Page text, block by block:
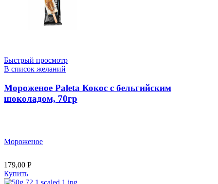
Быстрый просмотр
В список желаний
Мороженое Paleta Кокос с бельгийским
шоколадом, 70гр
Мороженое
179,00 Р
Купить